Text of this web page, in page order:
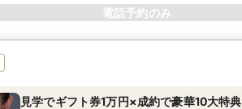
電話予約のみ
見学でギフト券1万円×成約で豪華10大特典